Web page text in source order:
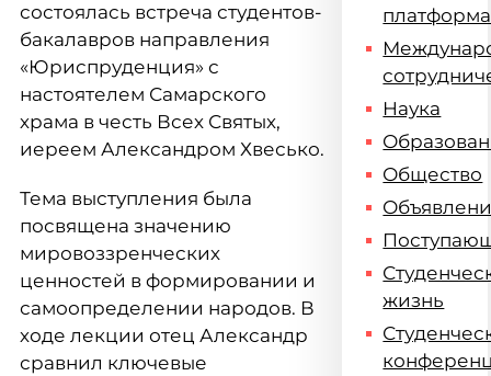
состоялась встреча студентов-
бакалавров направления
«Юриспруденция» с
настоятелем Самарского
храма в честь Всех Святых,
иереем Александром Хвесько.
Тема выступления была
посвящена значению
мировоззренческих
ценностей в формировании и
самоопределении народов. В
ходе лекции отец Александр
сравнил ключевые
платформа
Наука
Общество
жизнь